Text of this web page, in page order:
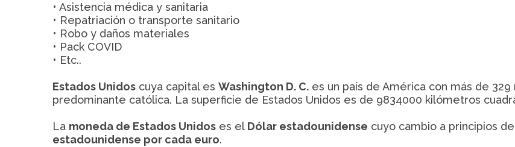
• Asistencia médica y sanitaria
• Repatriación o transporte sanitario
• Robo y daños materiales
• Pack COVID
• Etc..
Estados Unidos cuya capital es Washington D. C. es un país de América con más de
predominante católica. La superficie de Estados Unidos es de 9834000 kilómetros
La moneda de Estados Unidos es el Dólar estadounidense cuyo cambio a principios
estadounidense por cada euro.